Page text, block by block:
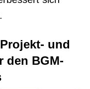
und
den BGM-